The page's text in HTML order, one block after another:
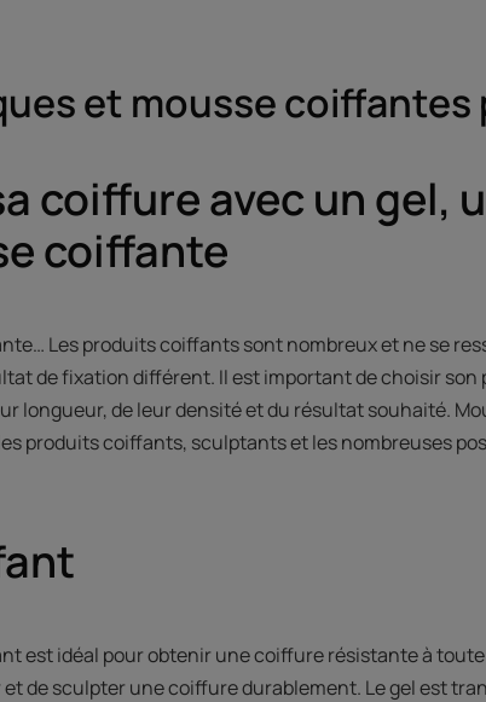
et mousse coiffantes
coiffure avec un gel,
coiffante
Les produits coiffants sont nombreux et ne se
de fixation différent. Il est important de choisir
longueur, de leur densité et du résultat souhaité.
produits coiffants, sculptants et les nombreuses
est idéal pour obtenir une coiffure résistante à
de sculpter une coiffure durablement. Le gel est